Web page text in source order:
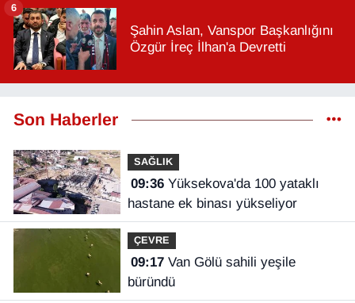
Şahin Aslan, Vanspor Başkanlığını
Özgür İreç İlhan'a Devretti
6
Son Haberler
SAĞLIK
09:36Yüksekova'da 100 yataklı
hastane ek binası yükseliyor
ÇEVRE
09:17Van Gölü sahili yeşile
büründü